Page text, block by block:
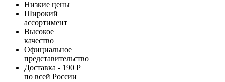
Низкие цены
Широкий
ассортимент
Высокое
качество
Официальное
представительство
Доставка - 190 Р
по всей России